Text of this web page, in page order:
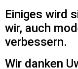
Einiges wird
wir, auch
verbessern.
Wir danken